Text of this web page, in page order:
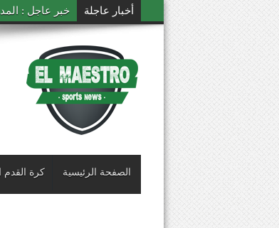
أخبار عاجلة خبر عاجل :
الصفحة الرئيسية كرة القدم